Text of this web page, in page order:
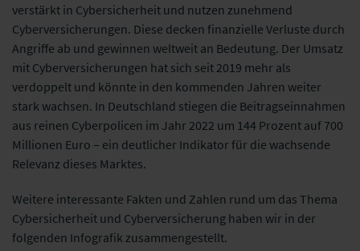
verstärkt in Cybersicherheit und nutzen zunehmend
Cyberversicherungen. Diese decken finanzielle Verluste durch
Angriffe ab und gewinnen weltweit an Bedeutung. Der Umsatz
mit Cyberversicherungen hat sich seit 2019 mehr als
verdoppelt und könnte in den kommenden Jahren weiter
stark wachsen. In Deutschland stiegen die Beitragseinnahmen
aus reinen Cyberpolicen im Jahr 2022 um 144 Prozent auf 700
Millionen Euro – ein deutlicher Indikator für die wachsende
Relevanz dieses Marktes.
Weitere interessante Fakten und Zahlen rund um das Thema
Cybersicherheit und Cyberversicherung haben wir in der
folgenden Infografik zusammengestellt.